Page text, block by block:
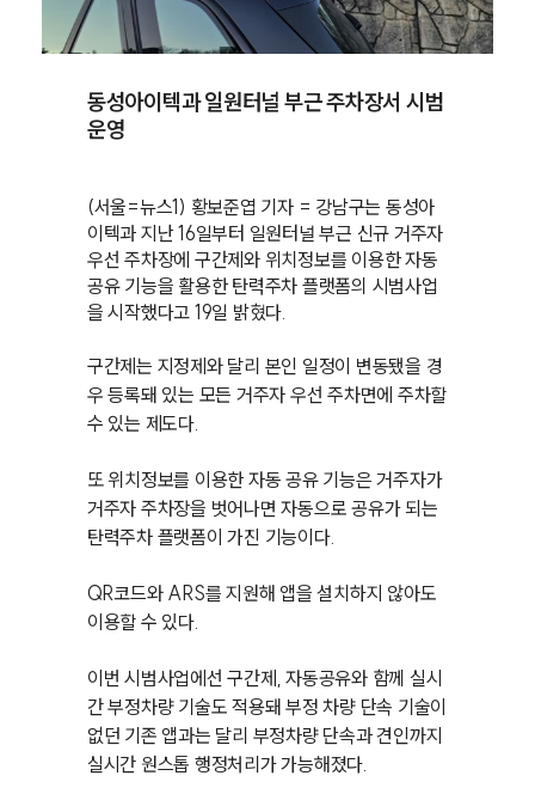
동성아이텍과 일원터널 부근 주차장서 시범
운영
(서울=뉴스1) 황보준엽 기자 = 강남구는 동성아
이텍과 지난 16일부터 일원터널 부근 신규 거주자
우선 주차장에 구간제와 위치정보를 이용한 자동
공유 기능을 활용한 탄력주차 플랫폼의 시범사업
을 시작했다고 19일 밝혔다.
구간제는 지정제와 달리 본인 일정이 변동됐을 경
우 등록돼 있는 모든 거주자 우선 주차면에 주차할
수 있는 제도다.
또 위치정보를 이용한 자동 공유 기능은 거주자가
거주자 주차장을 벗어나면 자동으로 공유가 되는
탄력주차 플랫폼이 가진 기능이다.
QR코드와 ARS를 지원해 앱을 설치하지 않아도
이용할 수 있다.
이번 시범사업에선 구간제, 자동공유와 함께 실시
간 부정차량 기술도 적용돼 부정 차량 단속 기술이
없던 기존 앱과는 달리 부정차량 단속과 견인까지
실시간 원스톱 행정처리가 가능해졌다.